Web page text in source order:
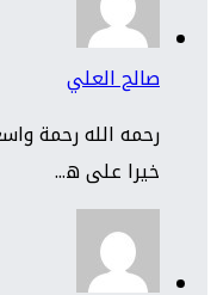
صالح العلي
رحمه الله رحمة
خيرا على ه...